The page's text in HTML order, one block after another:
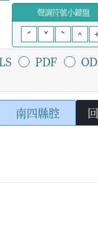
聲調符號小鍵盤
ˊ
ˇ ˋ ^
PDF
南四縣腔